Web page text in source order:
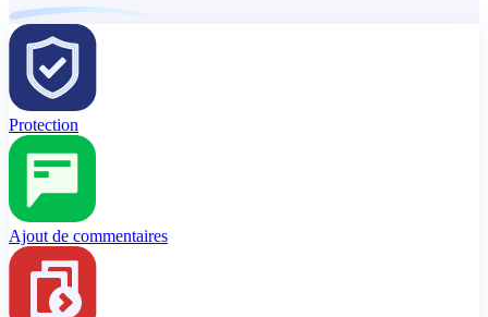
Protection
Ajout de commentaires